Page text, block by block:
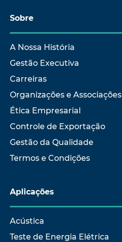
Sobre
A Nossa História
Gestão Executiva
Carreiras
Organizações e Associações
Ética Empresarial
Controle de Exportação
Gestão da Qualidade
Termos e Condições
Aplicações
Acústica
Teste de Energia Elétrica